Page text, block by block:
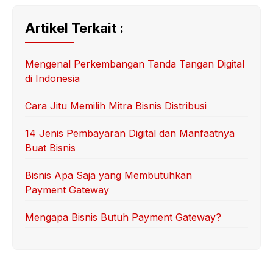
Artikel Terkait :
Mengenal Perkembangan Tanda Tangan Digital
di Indonesia
Cara Jitu Memilih Mitra Bisnis Distribusi
14 Jenis Pembayaran Digital dan Manfaatnya
Buat Bisnis
Bisnis Apa Saja yang Membutuhkan
Payment Gateway
Mengapa Bisnis Butuh Payment Gateway?